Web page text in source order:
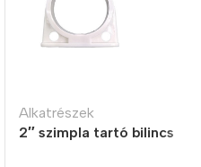
Alkatrészek
2″ szimpla tartó bilincs